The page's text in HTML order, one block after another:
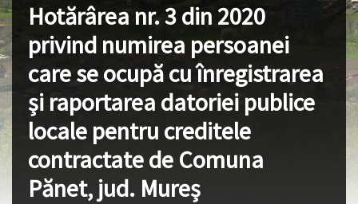
Hotărârea nr. 3 din 2020
privind numirea persoanei
care se ocupă cu înregistrarea
și raportarea datoriei publice
locale pentru creditele
contractate de Comuna
Pănet, jud. Mureș